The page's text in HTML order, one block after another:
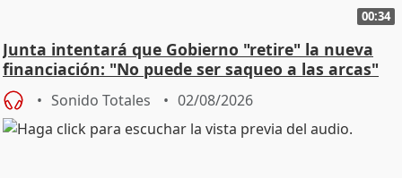
00:34
Junta intentará que Gobierno "retire" la nueva
financiación: "No puede ser saqueo a las arcas"
Sonido Totales 02/08/2026